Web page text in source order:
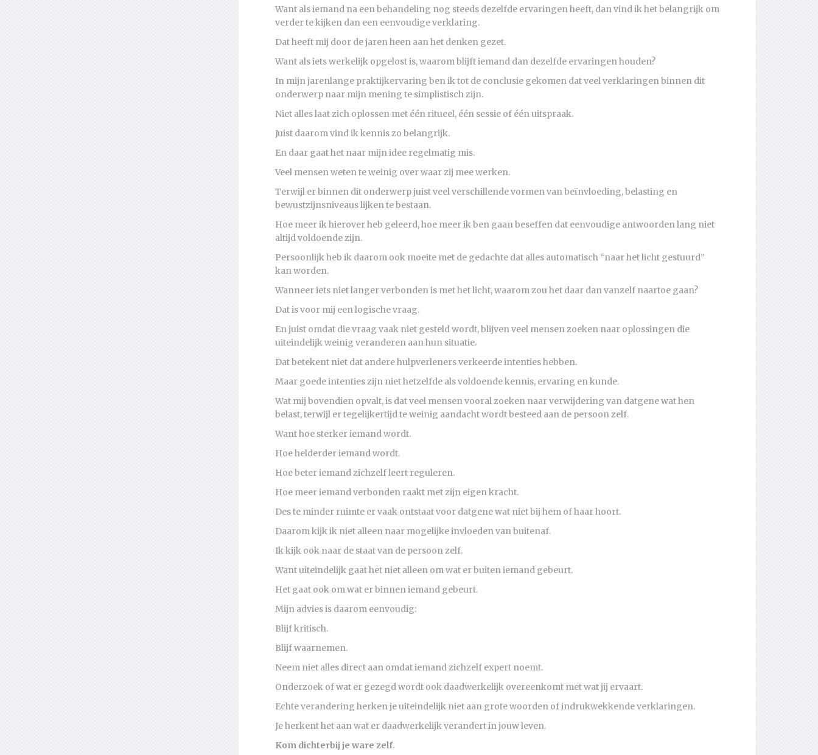
Want als iemand na een behandeling nog steeds dezelfde ervaringen heeft, dan vind ik het belangrijk om
verder te kijken dan een eenvoudige verklaring.
Dat heeft mij door de jaren heen aan het denken gezet.
Want als iets werkelijk opgelost is, waarom blijft iemand dan dezelfde ervaringen houden?
In mijn jarenlange praktijkervaring ben ik tot de conclusie gekomen dat veel verklaringen binnen dit
onderwerp naar mijn mening te simplistisch zijn.
Niet alles laat zich oplossen met één ritueel, één sessie of één uitspraak.
Juist daarom vind ik kennis zo belangrijk.
En daar gaat het naar mijn idee regelmatig mis.
Veel mensen weten te weinig over waar zij mee werken.
Terwijl er binnen dit onderwerp juist veel verschillende vormen van beïnvloeding, belasting en
bewustzijnsniveaus lijken te bestaan.
Hoe meer ik hierover heb geleerd, hoe meer ik ben gaan beseffen dat eenvoudige antwoorden lang niet
altijd voldoende zijn.
Persoonlijk heb ik daarom ook moeite met de gedachte dat alles automatisch “naar het licht gestuurd”
kan worden.
Wanneer iets niet langer verbonden is met het licht, waarom zou het daar dan vanzelf naartoe gaan?
Dat is voor mij een logische vraag.
En juist omdat die vraag vaak niet gesteld wordt, blijven veel mensen zoeken naar oplossingen die
uiteindelijk weinig veranderen aan hun situatie.
Dat betekent niet dat andere hulpverleners verkeerde intenties hebben.
Maar goede intenties zijn niet hetzelfde als voldoende kennis, ervaring en kunde.
Wat mij bovendien opvalt, is dat veel mensen vooral zoeken naar verwijdering van datgene wat hen
belast, terwijl er tegelijkertijd te weinig aandacht wordt besteed aan de persoon zelf.
Want hoe sterker iemand wordt.
Hoe helderder iemand wordt.
Hoe beter iemand zichzelf leert reguleren.
Hoe meer iemand verbonden raakt met zijn eigen kracht.
Des te minder ruimte er vaak ontstaat voor datgene wat niet bij hem of haar hoort.
Daarom kijk ik niet alleen naar mogelijke invloeden van buitenaf.
Ik kijk ook naar de staat van de persoon zelf.
Want uiteindelijk gaat het niet alleen om wat er buiten iemand gebeurt.
Het gaat ook om wat er binnen iemand gebeurt.
Mijn advies is daarom eenvoudig:
Blijf kritisch.
Blijf waarnemen.
Neem niet alles direct aan omdat iemand zichzelf expert noemt.
Onderzoek of wat er gezegd wordt ook daadwerkelijk overeenkomt met wat jij ervaart.
Echte verandering herken je uiteindelijk niet aan grote woorden of indrukwekkende verklaringen.
Je herkent het aan wat er daadwerkelijk verandert in jouw leven.
Kom dichterbij je ware zelf.